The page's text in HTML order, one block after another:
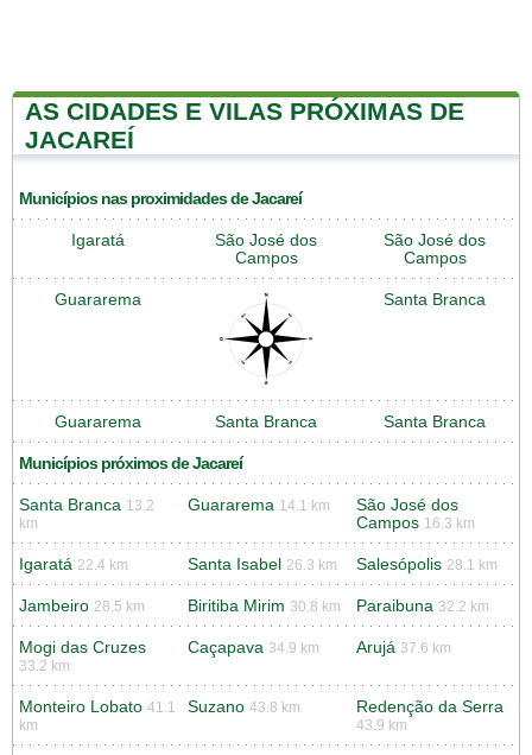
AS CIDADES E VILAS PRÓXIMAS DE
JACAREÍ
Municípios nas proximidades de Jacareí
Igaratá
São José dos
Campos
São José dos
Campos
Guararema Santa Branca
Guararema Santa Branca Santa Branca
Municípios próximos de Jacareí
Santa Branca 13.2
km
Guararema 14.1 km
São José dos
Campos 16.3 km
Igaratá 22.4 km Santa Isabel 26.3 km Salesópolis 28.1 km
Jambeiro 28.5 km Biritiba Mirim 30.8 km Paraibuna 32.2 km
Mogi das Cruzes
33.2 km
Caçapava 34.9 km Arujá 37.6 km
Monteiro Lobato 41.1
km
Suzano 43.8 km Redenção da Serra
43.9 km